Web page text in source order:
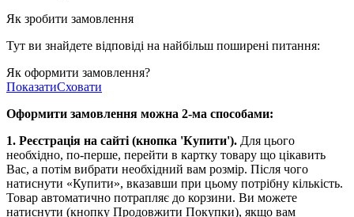
Як зробити замовлення
Тут ви знайдете відповіді на найбільш поширені питання:
Як оформити замовлення?
ПоказатиСховати
Оформити замовлення можна 2-ма способами:
1. Реєстрація на сайті (кнопка 'Купити'). Для цього
необхідно, по-перше, перейти в картку товару що цікавить
Вас, а потім вибрати необхідний вам розмір. Після чого
натиснути «Купити», вказавши при цьому потрібну кількість.
Товар автоматично потрапляє до корзини. Ви можете
натиснути (кнопку Продовжити Покупки), якщо вам